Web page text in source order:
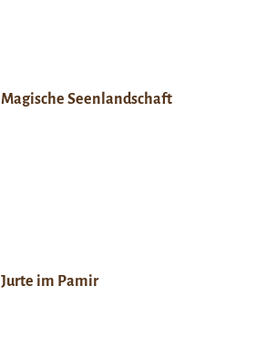
Magische Seenlandschaft
Jurte im Pamir